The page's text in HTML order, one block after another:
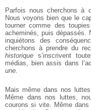
Parfois nous cherchons à
Nous voyons bien que le
tourner comme des
acheminés, puis dépassés.
inquiétons des
cherchons à prendre du
historique s’inscrivent
médias, bien assis dans
une
Mais même dans nos
Même dans nos luttes,
courons si vite.
Même